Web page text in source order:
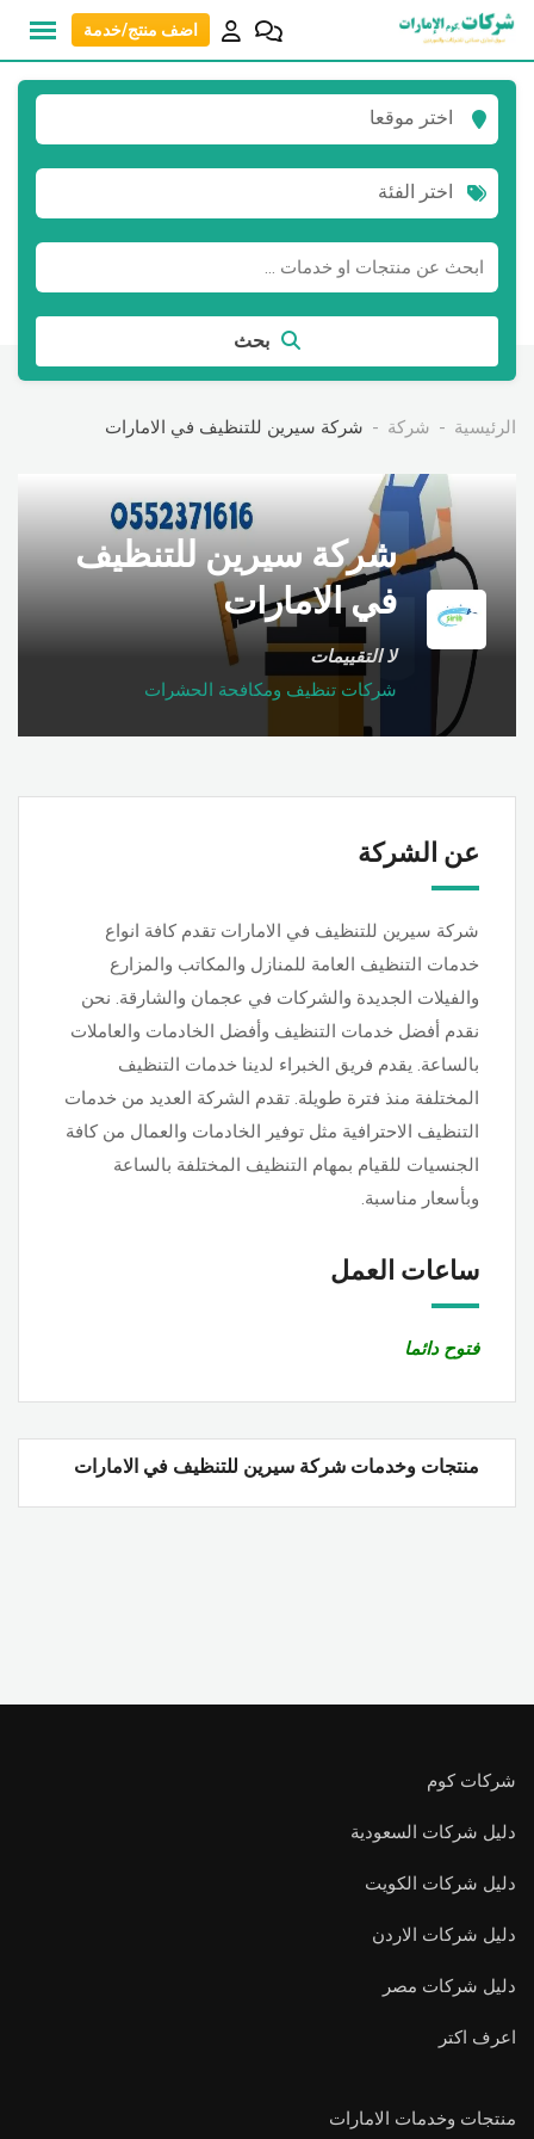
انتقل
المحتوى
اضف منتج/خدمة
اختر موقعا
اختر الفئة
بحث
الرئيسية شركة شركة سيرين للتنظيف في الامارات
شركة سيرين للتنظيف
في الامارات
لا التقييمات
شركات تنظيف ومكافحة الحشرات
عن الشركة
شركة سيرين للتنظيف في الامارات تقدم كافة انواع
خدمات التنظيف العامة للمنازل والمكاتب والمزارع
والفيلات الجديدة والشركات في عجمان والشارقة. نحن
نقدم أفضل خدمات التنظيف وأفضل الخادمات والعاملات
بالساعة. يقدم فريق الخبراء لدينا خدمات التنظيف
المختلفة منذ فترة طويلة. تقدم الشركة العديد من خدمات
التنظيف الاحترافية مثل توفير الخادمات والعمال من كافة
الجنسيات للقيام بمهام التنظيف المختلفة بالساعة
وبأسعار مناسبة.
ساعات العمل
فتوح دائما
منتجات وخدمات شركة سيرين للتنظيف في الامارات
شركات كوم
دليل شركات السعودية
دليل شركات الكويت
دليل شركات الاردن
دليل شركات مصر
اعرف اكتر
منتجات وخدمات الامارات